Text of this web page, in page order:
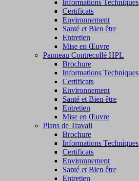
Informations Techniques
Certificats
Environnement
Santé et Bien être
Entretien
Mise en Œuvre
Panneau Contrecollé HPL
Brochure
Informations Techniques
Certificats
Environnement
Santé et Bien être
Entretien
Mise en Œuvre
Plans de Travail
Brochure
Informations Techniques
Certificats
Environnement
Santé et Bien être
Entretien